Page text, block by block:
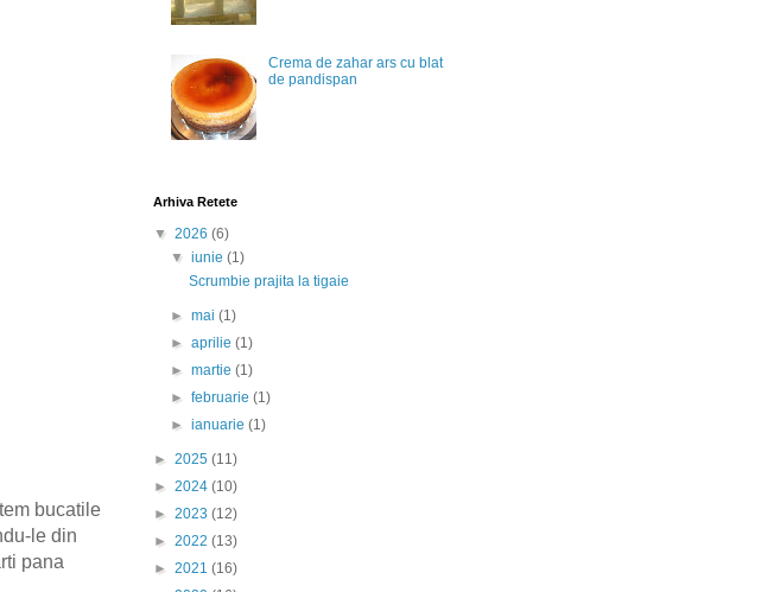
bucatile
le din
pana
Crema de zahar ars cu blat
de pandispan
Arhiva Retete
▼ 2026 (6)
▼iunie(1)
Scrumbie prajita la tigaie
►mai(1)
►aprilie(1)
►martie(1)
►februarie(1)
►ianuarie(1)
► 2025 (11)
► 2024 (10)
► 2023 (12)
► 2022 (13)
► 2021 (16)